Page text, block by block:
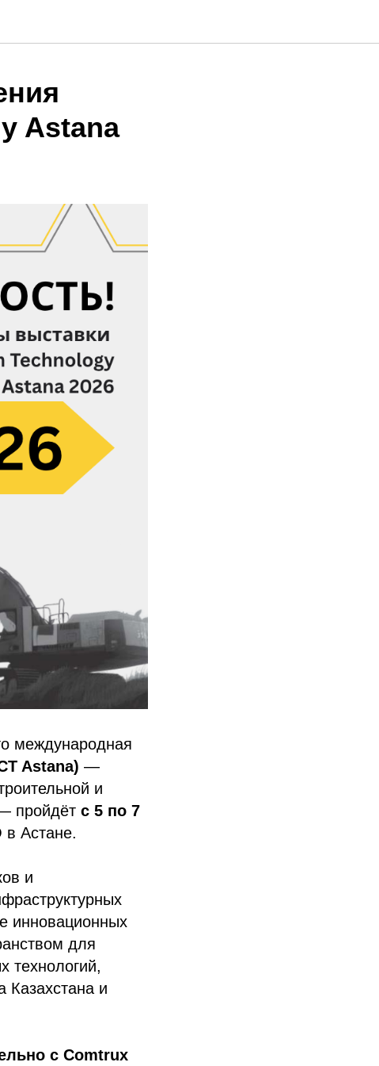
Astana
международная
Astana) —
и
пройдёт с 5 по 7
в Астане.
и
инновационных
для
технологий,
Казахстана и
с Comtrux